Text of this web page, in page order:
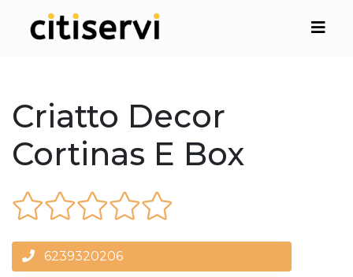
Criatto Decor
Cortinas E Box
6239320206